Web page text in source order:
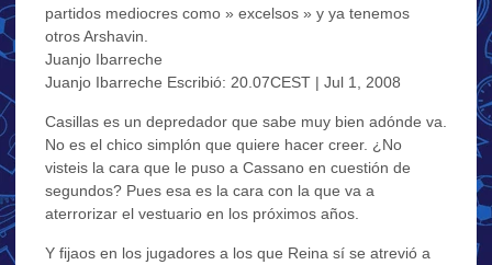
partidos mediocres como » excelsos » y ya tenemos
otros Arshavin.
Juanjo Ibarreche
Juanjo Ibarreche Escribió: 20.07CEST | Jul 1, 2008
Casillas es un depredador que sabe muy bien adónde va.
No es el chico simplón que quiere hacer creer. ¿No
visteis la cara que le puso a Cassano en cuestión de
segundos? Pues esa es la cara con la que va a
aterrorizar el vestuario en los próximos años.
Y fijaos en los jugadores a los que Reina sí se atrevió a